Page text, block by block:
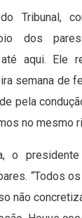
Tribunal,
dos
até aqui. Ele
semana de
pela
no mesmo
o
“Todos
não